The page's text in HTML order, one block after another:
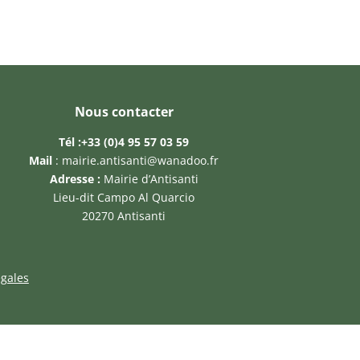
Nous contacter
Tél :+33 (0)4 95 57 03 59
Mail : mairie.antisanti@wanadoo.fr
Adresse : Mairie d’Antisanti
Lieu-dit Campo Al Quarcio
20270 Antisanti